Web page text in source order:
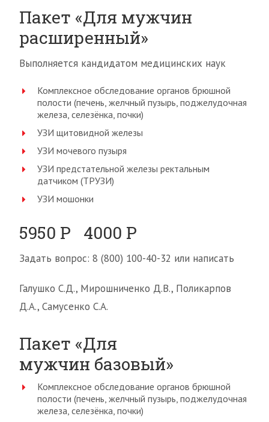
Пакет «Для мужчин
расширенный»
Выполняется кандидатом медицинских наук
Комплексное обследование органов брюшной
полости (печень, желчный пузырь, поджелудочная
железа, селезёнка, почки)
УЗИ щитовидной железы
УЗИ мочевого пузыря
УЗИ предстательной железы ректальным
датчиком (ТРУЗИ)
УЗИ мошонки
5950 Р 4000 Р
Задать вопрос: 8 (800) 100-40-32 или написать
Галушко С.Д., Мирошниченко Д.В., Поликарпов
Д.А., Самусенко С.А.
Пакет «Для
мужчин базовый»
Комплексное обследование органов брюшной
полости (печень, желчный пузырь, поджелудочная
железа, селезёнка, почки)